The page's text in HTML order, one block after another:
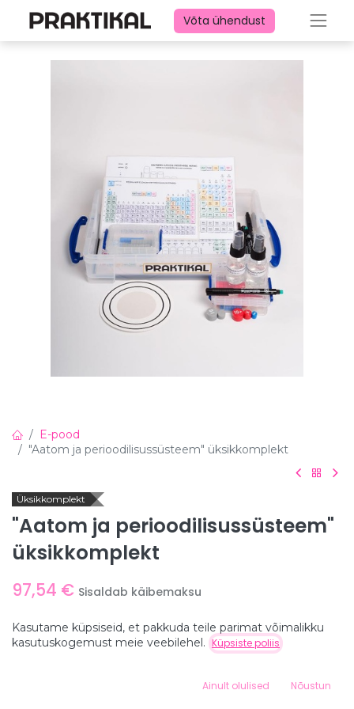
Hind:
Lisa ostukorvi
Võta ühendust
E-pood
"Aatom ja perioodilisussüsteem" üksikkomplekt
Üksikkomplekt
"Aatom ja perioodilisussüsteem"
üksikkomplekt
97,54 € Sisaldab käibemaksu
Lisa ostukorvi
Kasutame küpsiseid, et pakkuda teile parimat võimalikku
kasutuskogemust meie veebilehel. Küpsiste poliis
Ainult olulised Nõustun